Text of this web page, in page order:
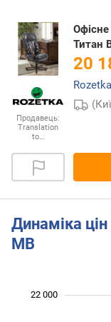
Продавець:
Translation
to…
Титан
20
Динаміка
MB
22 000